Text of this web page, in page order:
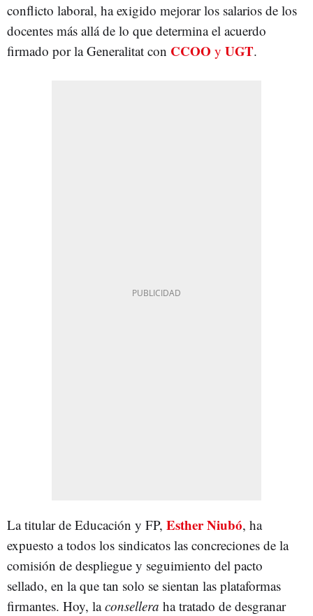
conflicto laboral, ha exigido mejorar los salarios de los
docentes más allá de lo que determina el acuerdo
firmado por la Generalitat con CCOO y UGT.
La titular de Educación y FP, Esther Niubó, ha
expuesto a todos los sindicatos las concreciones de la
comisión de despliegue y seguimiento del pacto
sellado, en la que tan solo se sientan las plataformas
firmantes. Hoy, laconsellera ha tratado de desgranar